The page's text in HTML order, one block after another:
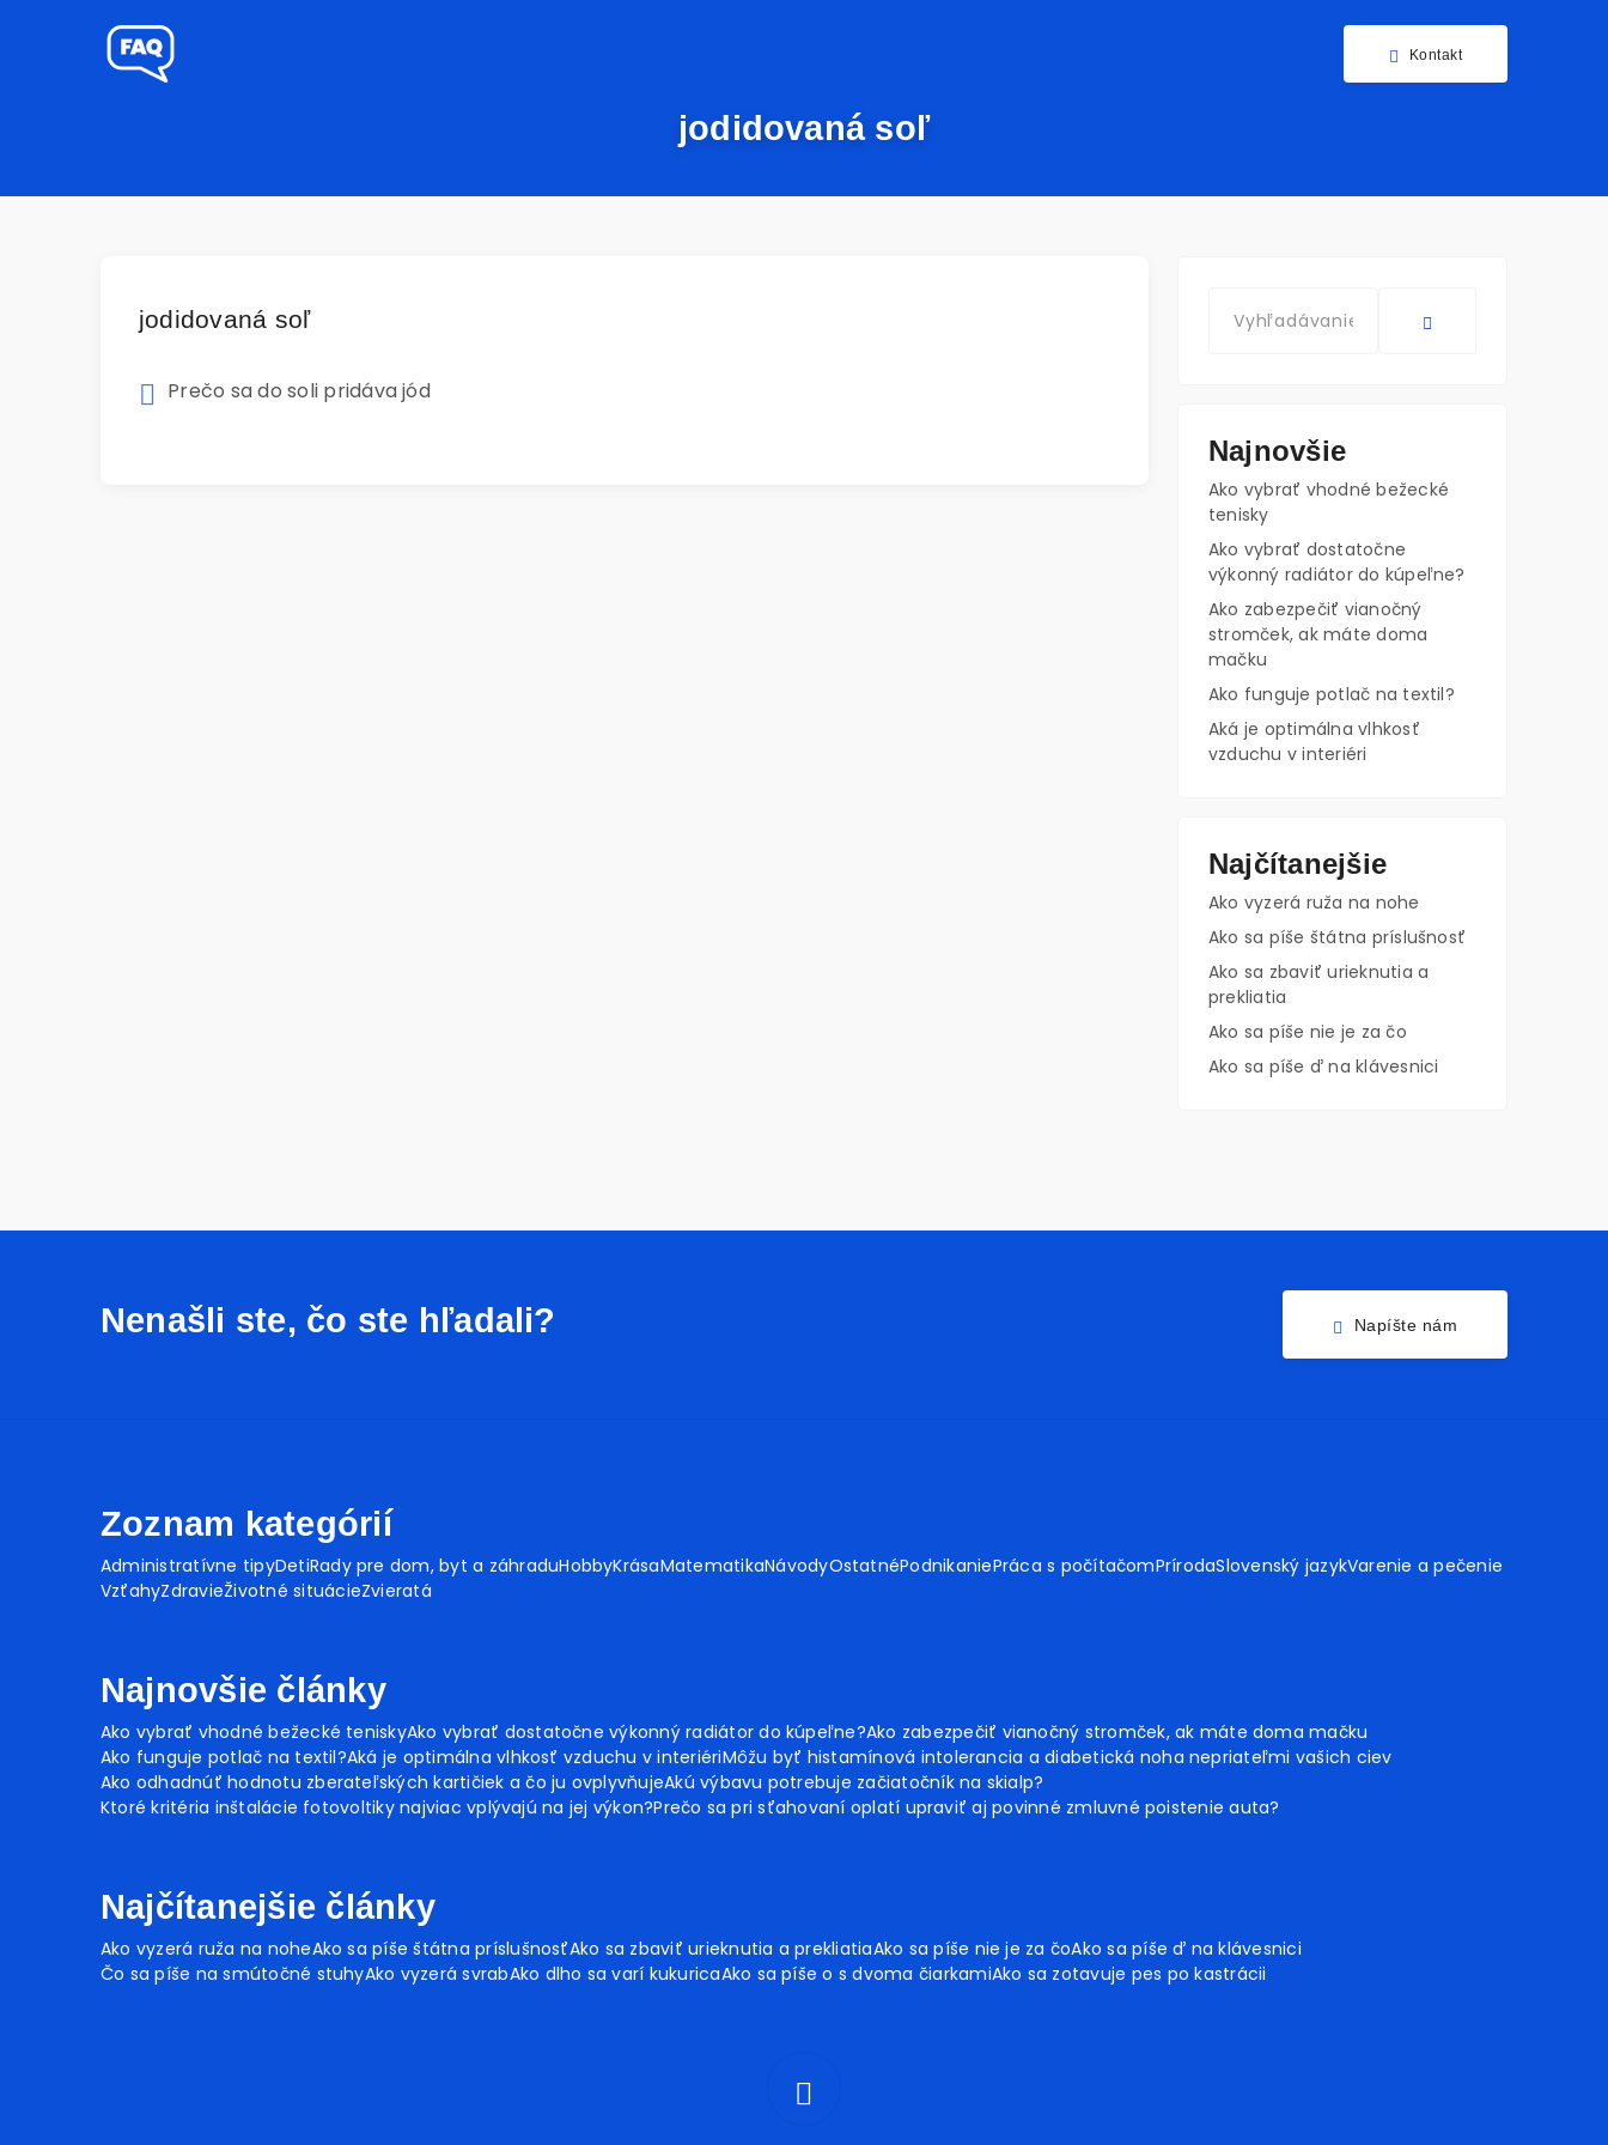
Kontakt
jodidovaná soľ
jodidovaná soľ
Prečo sa do soli pridáva jód
Najnovšie
Ako vybrať vhodné bežecké
tenisky
Ako vybrať dostatočne
výkonný radiátor do kúpeľne?
Ako zabezpečiť vianočný
stromček, ak máte doma
mačku
Ako funguje potlač na textil?
Aká je optimálna vlhkosť
vzduchu v interiéri
Najčítanejšie
Ako vyzerá ruža na nohe
Ako sa píše štátna príslušnosť
Ako sa zbaviť urieknutia a
prekliatia
Ako sa píše nie je za čo
Ako sa píše ď na klávesnici
Nenašli ste, čo ste hľadali? Napíšte nám
Zoznam kategórií
Administratívne tipyDetiRady pre dom, byt a záhraduHobbyKrásaMatematikaNávodyOstatnéPodnikaniePráca s počítačomPrírodaSlovenský jazykVarenie a pečenie
VzťahyZdravieŽivotné situácieZvieratá
Najnovšie články
Ako vybrať vhodné bežecké teniskyAko vybrať dostatočne výkonný radiátor do kúpeľne?Ako zabezpečiť vianočný stromček, ak máte doma mačku
Ako funguje potlač na textil?Aká je optimálna vlhkosť vzduchu v interiériMôžu byť histamínová intolerancia a diabetická noha nepriateľmi vašich ciev
Ako odhadnúť hodnotu zberateľských kartičiek a čo ju ovplyvňujeAkú výbavu potrebuje začiatočník na skialp?
Ktoré kritéria inštalácie fotovoltiky najviac vplývajú na jej výkon?Prečo sa pri sťahovaní oplatí upraviť aj povinné zmluvné poistenie auta?
Najčítanejšie články
Ako vyzerá ruža na noheAko sa píše štátna príslušnosťAko sa zbaviť urieknutia a prekliatiaAko sa píše nie je za čoAko sa píše ď na klávesnici
Čo sa píše na smútočné stuhyAko vyzerá svrabAko dlho sa varí kukuricaAko sa píše o s dvoma čiarkamiAko sa zotavuje pes po kastrácii